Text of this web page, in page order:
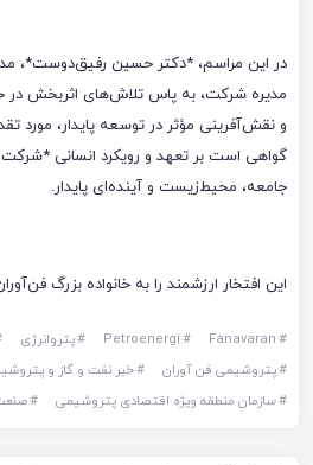
در این مراسم، *دکتر حسین رفیق‌دوست*،
مدیره شرکت، به پاس تلاش‌های اثربخش در
و نقش‌آفرینی مؤثر در توسعه پایدار، مورد
گواهی است بر تعهد و رویکرد انسانی
جامعه، محیط‌زیست و آینده‌ای پایدار.
این افتخار ارزشمند را به خانواده بزرگ
#
Fanavaran
#
Petroenergi
#پتروانرژی
#پتروشیمی فن آوران #خبر نفت و گاز و
#سازمان منطقه ویژه اقتصادی پتروشیمی #